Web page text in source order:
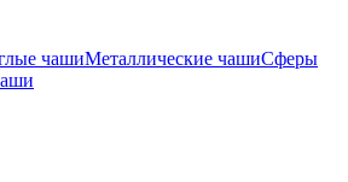
чашиМеталлические чашиСферы